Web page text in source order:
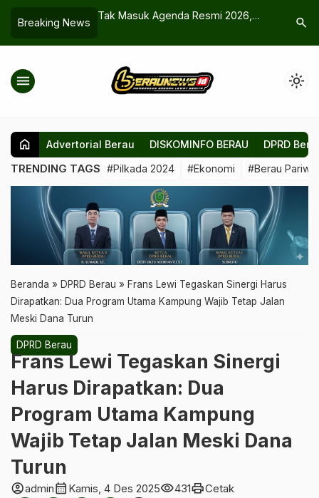
Breaking News
Jukut di
Kepastian
Estetika Baru Jembatan Sambaliung:
Berau
Dari
search
menu light_mode
home Advertorial Berau DISKOMINFO BERAU DPRD
TRENDING TAGS #Pilkada 2024 #Ekonomi #Berau
Beranda » DPRD Berau » Frans Lewi Tegaskan Sinergi Harus
Dirapatkan: Dua Program Utama Kampung Wajib Tetap Jalan
Meski Dana Turun
DPRD Berau
Frans Lewi Tegaskan Sinergi
Harus Dirapatkan: Dua
Program Utama Kampung
Wajib Tetap Jalan Meski Dana
Turun
account_circleadmincalendar_month Kamis, 4 Des 2025visibility431printCetak